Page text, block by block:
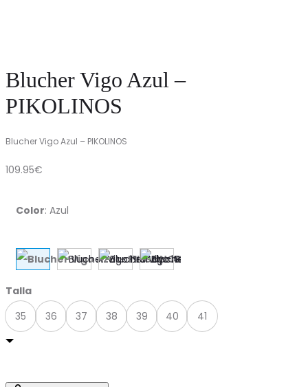
Blucher Vigo Azul –
PIKOLINOS
Blucher Vigo Azul – PIKOLINOS
109.95€
Color: Azul
Talla
35
36 37 38 39 40 41